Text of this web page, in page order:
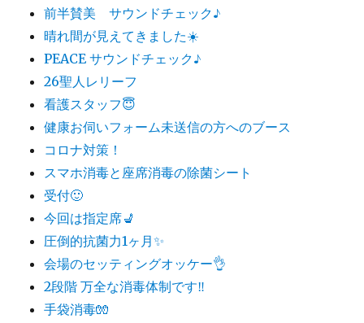
前半賛美 サウンドチェック♪
晴れ間が見えてきました☀️
PEACE サウンドチェック♪
26聖人レリーフ
看護スタッフ😇
健康お伺いフォーム未送信の方へのブース
コロナ対策！
スマホ消毒と座席消毒の除菌シート
受付🙂
今回は指定席💺
圧倒的抗菌力1ヶ月✨
会場のセッティングオッケー👌
2段階 万全な消毒体制です‼️
手袋消毒🧤